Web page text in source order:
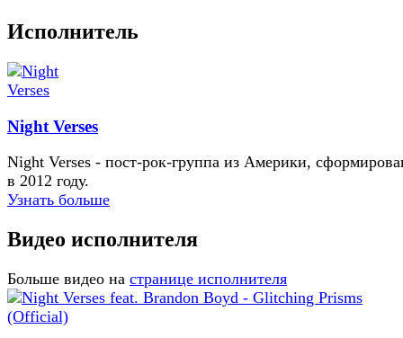
Исполнитель
Night Verses
Night Verses - пост-рок-группа из Америки,
в 2012 году.
Узнать больше
Видео исполнителя
Больше видео на странице исполнителя